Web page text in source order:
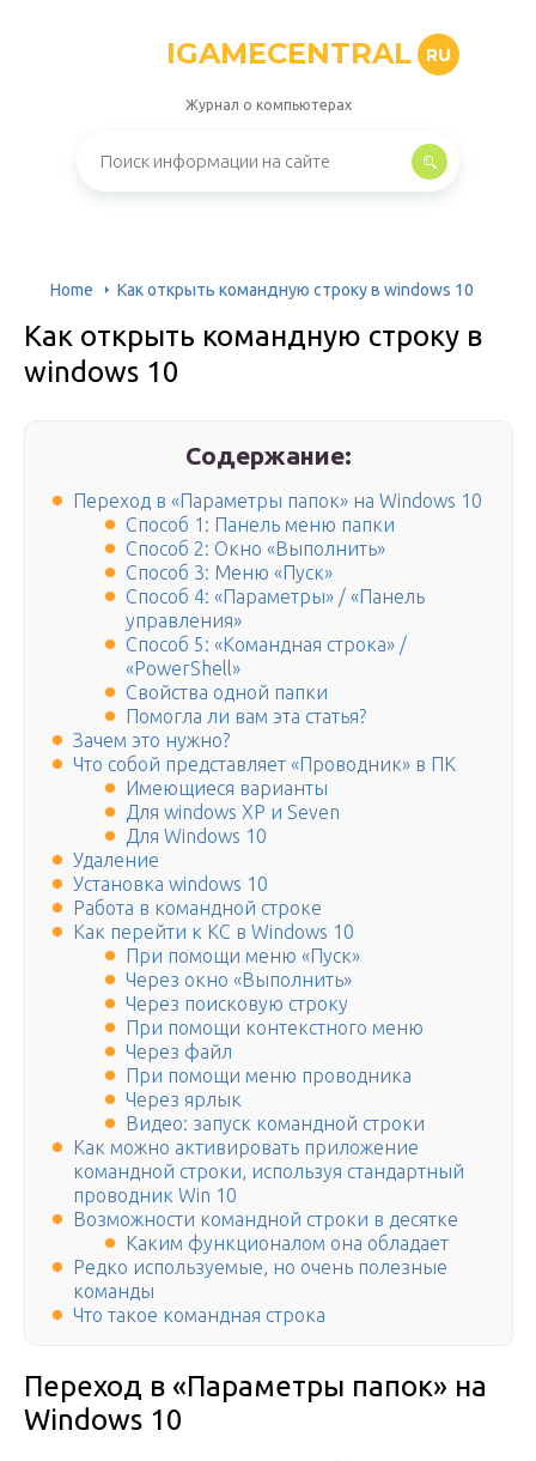
IGAMECENTRAL RU
Журнал о компьютерах
Home Как открыть командную строку в windows 10
Как открыть командную строку в
windows 10
Содержание:
Переход в «Параметры папок» на Windows 10
Способ 1: Панель меню папки
Способ 2: Окно «Выполнить»
Способ 3: Меню «Пуск»
Способ 4: «Параметры» / «Панель
управления»
Способ 5: «Командная строка» /
«PowerShell»
Свойства одной папки
Помогла ли вам эта статья?
Зачем это нужно?
Что собой представляет «Проводник» в ПК
Имеющиеся варианты
Для windows XP и Seven
Для Windows 10
Удаление
Установка windows 10
Работа в командной строке
Как перейти к КС в Windows 10
При помощи меню «Пуск»
Через окно «Выполнить»
Через поисковую строку
При помощи контекстного меню
Через файл
При помощи меню проводника
Через ярлык
Видео: запуск командной строки
Как можно активировать приложение
командной строки, используя стандартный
проводник Win 10
Возможности командной строки в десятке
Каким функционалом она обладает
Редко используемые, но очень полезные
команды
Что такое командная строка
Переход в «Параметры папок» на
Windows 10